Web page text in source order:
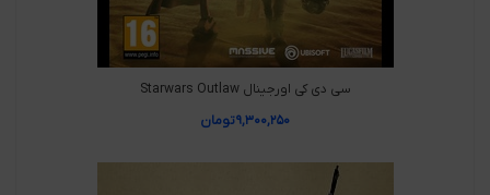
سی دی کی اورجینال Starwars Outlaw
۹,۳۰۰,۲۵۰تومان